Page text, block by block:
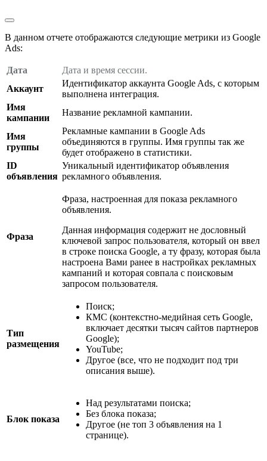
В данном отчете отображаются следующие метрики из Google
Ads:
Дата
Дата и время сессии.
Аккаунт
Идентификатор аккаунта Google Ads, с которым
выполнена интеграция.
Имя
кампании
Название рекламной кампании.
Имя
группы
Рекламные кампании в Google Ads
объединяются в группы. Имя группы так же
будет отображено в статистики.
ID
объявления
Уникальный идентификатор объявления
рекламного объявления.
Фраза
Фраза, настроенная для показа рекламного
объявления.
Данная информация содержит не дословный
ключевой запрос пользователя, который он ввел
в строке поиска Google, а ту фразу, которая была
настроена Вами ранее в настройках рекламных
кампаний и которая совпала с поисковым
запросом пользователя.
Тип
размещения
Поиск;
КМС (контекстно-медийная сеть Google,
включает десятки тысяч сайтов партнеров
Google);
YouTube;
Другое (все, что не подходит под три
описания выше).
Блок показа
Над результатами поиска;
Без блока показа;
Другое (не топ 3 объявления на 1
странице).